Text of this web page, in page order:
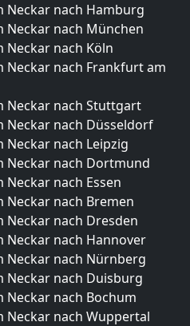
Neckar nach Hamburg
Neckar nach München
Neckar nach Köln
Neckar nach Frankfurt am
Neckar nach Stuttgart
Neckar nach Düsseldorf
Neckar nach Leipzig
Neckar nach Dortmund
Neckar nach Essen
Neckar nach Bremen
Neckar nach Dresden
Neckar nach Hannover
Neckar nach Nürnberg
Neckar nach Duisburg
Neckar nach Bochum
Neckar nach Wuppertal